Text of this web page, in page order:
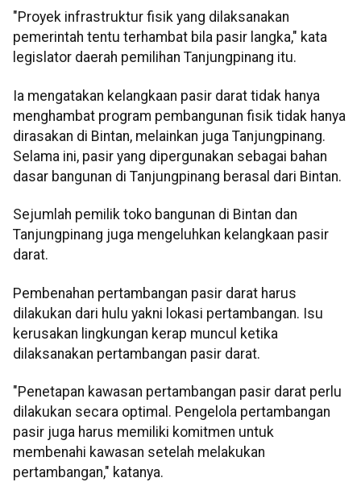
"Proyek infrastruktur fisik yang dilaksanakan
pemerintah tentu terhambat bila pasir langka," kata
legislator daerah pemilihan Tanjungpinang itu.
Ia mengatakan kelangkaan pasir darat tidak hanya
menghambat program pembangunan fisik tidak hanya
dirasakan di Bintan, melainkan juga Tanjungpinang.
Selama ini, pasir yang dipergunakan sebagai bahan
dasar bangunan di Tanjungpinang berasal dari Bintan.
Sejumlah pemilik toko bangunan di Bintan dan
Tanjungpinang juga mengeluhkan kelangkaan pasir
darat.
Pembenahan pertambangan pasir darat harus
dilakukan dari hulu yakni lokasi pertambangan. Isu
kerusakan lingkungan kerap muncul ketika
dilaksanakan pertambangan pasir darat.
"Penetapan kawasan pertambangan pasir darat perlu
dilakukan secara optimal. Pengelola pertambangan
pasir juga harus memiliki komitmen untuk
membenahi kawasan setelah melakukan
pertambangan," katanya.